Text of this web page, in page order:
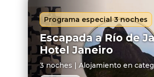
Programa especial 3 noches
Escapada a Río de
Hotel Janeiro
3 noches | Alojamiento en